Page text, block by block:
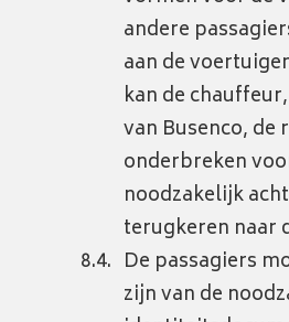
andere
aan de
kan de
van Busenco,
onderbreken
noodzakelijk
terugkeren naar
De passagiers
zijn van de